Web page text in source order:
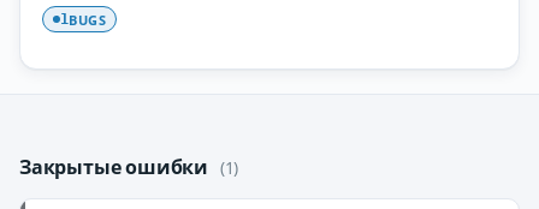
1BUGS
Закрытые ошибки (1)